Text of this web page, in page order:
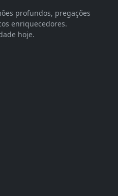
profundos, pregações
enriquecedores.
hoje.